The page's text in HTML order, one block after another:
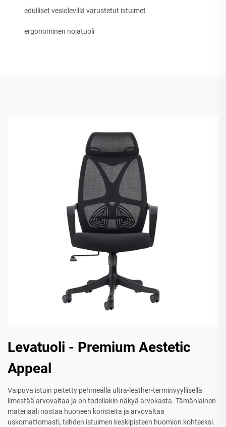
edulliset vesiolevillä varustetut istuimet
ergonominen nojatuoli
Levatuoli - Premium Aestetic
Appeal
Vaipuva istuin peitetty pehmeällä ultra-leather-terminvyyllisellä
ilmestää arvovaltaa ja on todellakin näkyä arvokasta. Tämänlainen
materiaali nostaa huoneen koristeita ja arvovaltaa
uskomattomasti, tehden istuimen keskipisteen huomion kohteeksi.